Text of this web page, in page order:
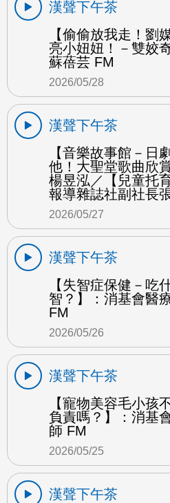
漢聲下午茶
【偷偷放我走！劉
亮小妞妞！－雙姣
蘇蓓芸 FM
2026/05/28
漢聲下午茶
【音樂故事館－日
他！大聖堂歌曲欣
楊昱泓／【兒童托
報導雜誌社副社長
2026/05/27
漢聲下午茶
【失智症保健－吃
智？】：消基會醫
FM
2026/05/26
漢聲下午茶
【寵物美容毛小孩
負責嗎？】：消基
師 FM
2026/05/25
漢聲下午茶